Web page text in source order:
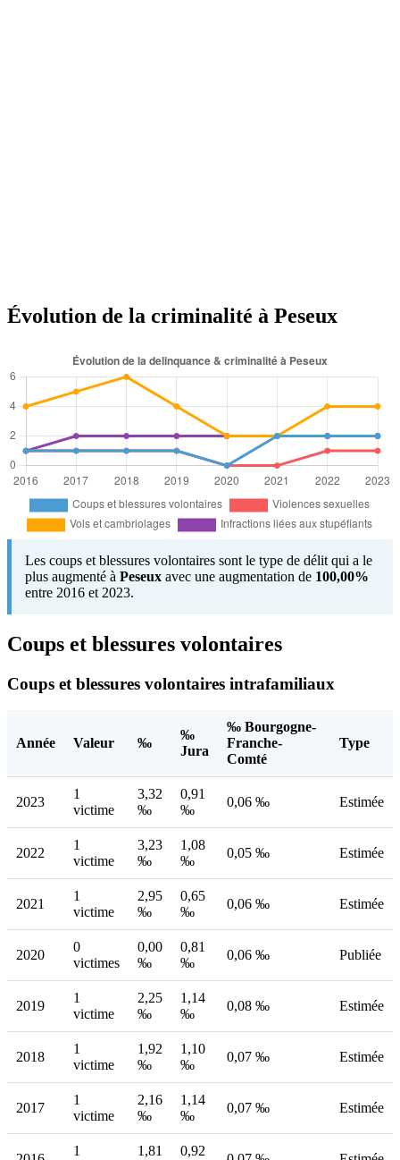
Évolution de la criminalité à Peseux
Les coups et blessures volontaires sont le type de délit qui a le
plus augmenté à Peseux avec une augmentation de 100,00%
entre 2016 et 2023.
Coups et blessures volontaires
Coups et blessures volontaires intrafamiliaux
Année Valeur ‰
‰
Jura
‰ Bourgogne-
Franche-
Comté
Type
2023
1
victime
3,32
‰
0,91
‰
0,06 ‰ Estimée
2022
1
victime
3,23
‰
1,08
‰
0,05 ‰ Estimée
2021
1
victime
2,95
‰
0,65
‰
0,06 ‰ Estimée
2020
0
victimes
0,00
‰
0,81
‰
0,06 ‰ Publiée
2019
1
victime
2,25
‰
1,14
‰
0,08 ‰ Estimée
2018
1
victime
1,92
‰
1,10
‰
0,07 ‰ Estimée
2017
1
victime
2,16
‰
1,14
‰
0,07 ‰ Estimée
1
1,81
0,92